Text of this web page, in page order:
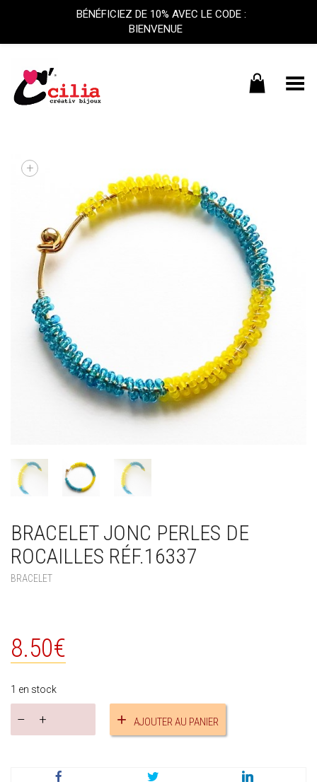
Basculer le menu
+
BRACELET JONC PERLES DE
ROCAILLES RÉF.16337
BRACELET
8.50€
1 en stock
Bracelet
AJOUTER AU PANIER
BÉNÉFICIEZ DE 10% AVEC LE CODE :
BIENVENUE